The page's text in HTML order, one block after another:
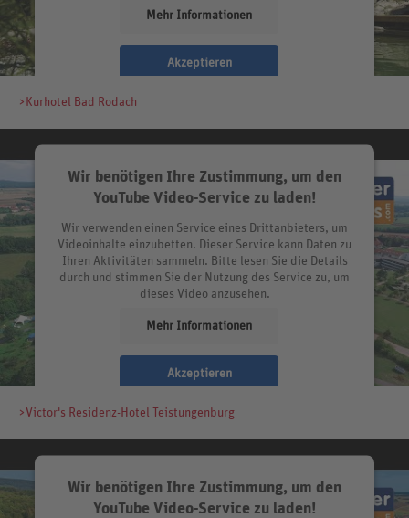
Mehr Informationen
Akzeptieren
>Kurhotel Bad Rodach
Wir benötigen Ihre Zustimmung, um den
YouTube Video-Service zu laden!
Wir verwenden einen Service eines Drittanbieters, um
Videoinhalte einzubetten. Dieser Service kann Daten zu
Ihren Aktivitäten sammeln. Bitte lesen Sie die Details
durch und stimmen Sie der Nutzung des Service zu, um
dieses Video anzusehen.
Mehr Informationen
Akzeptieren
>Victor's Residenz-Hotel Teistungenburg
Wir benötigen Ihre Zustimmung, um den
YouTube Video-Service zu laden!